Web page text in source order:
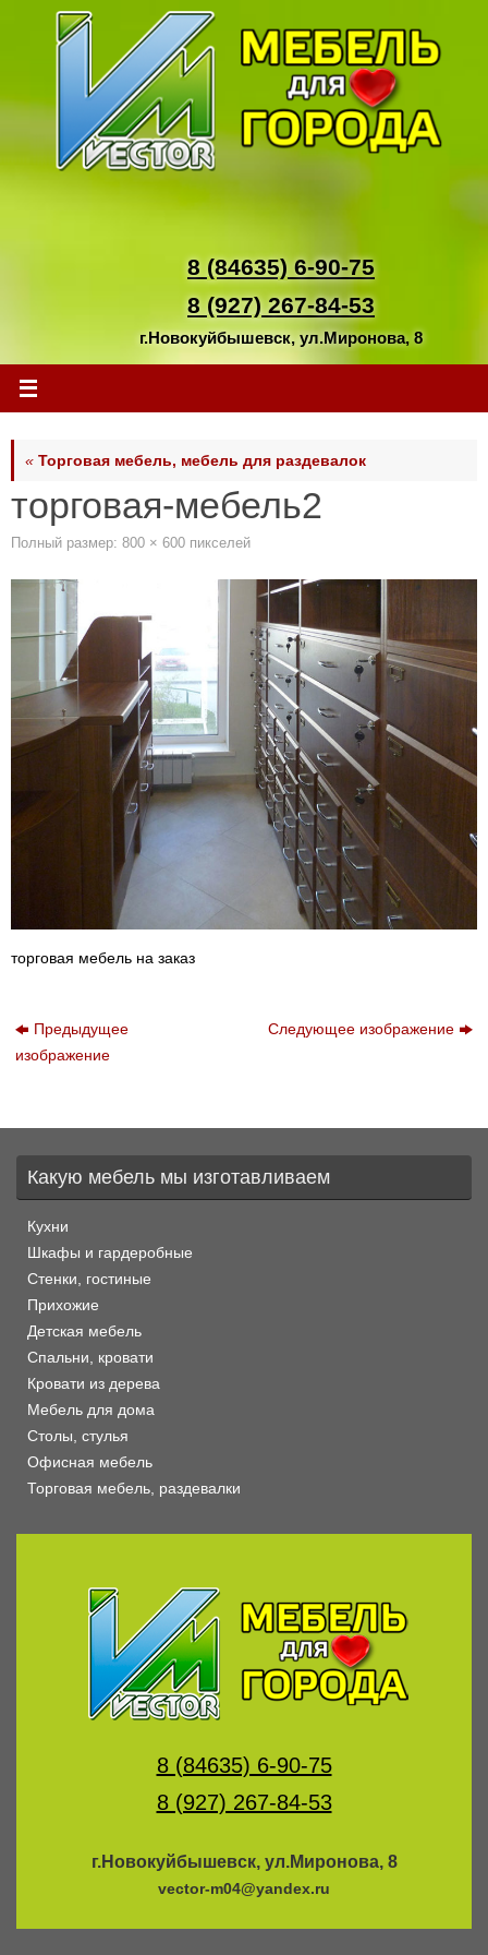
Перейти
8 (84635) 6-90-75
8 (927) 267-84-53
г.Новокуйбышевск, ул.Миронова, 8
« Торговая мебель, мебель для раздевалок
торговая-мебель2
Полный размер: 800 × 600 пикселей
торговая мебель на заказ
Предыдущее
изображение
Следующее изображение
Какую мебель мы изготавливаем
Кухни
Шкафы и гардеробные
Стенки, гостиные
Прихожие
Детская мебель
Спальни, кровати
Кровати из дерева
Мебель для дома
Столы, стулья
Офисная мебель
Торговая мебель, раздевалки
8 (84635) 6-90-75
8 (927) 267-84-53
г.Новокуйбышевск, ул.Миронова, 8
vector-m04@yandex.ru